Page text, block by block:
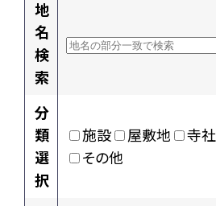
地
名
検
索
分
類
選
択
施設 屋敷地 寺社
その他